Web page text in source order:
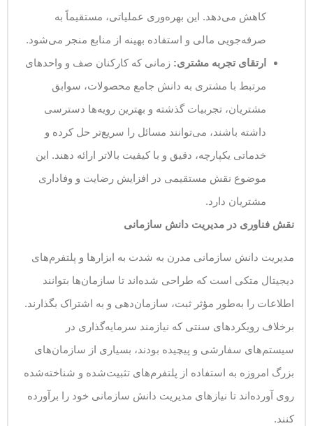
کاهش می‌دهد. این بهره‌وری عملیاتی، مستقیماً به
صرفه‌جویی مالی و استفاده بهینه از منابع منجر می‌شود.
ارتقای تجربه مشتری: زمانی که کارکنان صف و واحدهای
مرتبط با مشتری به دانش جامع محصولات، سوابق
مشتریان، تجربیات گذشته و بهترین رویه‌ها دسترسی
داشته باشند، می‌توانند مسائل را سریع‌تر حل کرده و
خدماتی یکپارچه، دقیق و با کیفیت بالاتر ارائه دهند. این
موضوع نقش مستقیمی در افزایش رضایت و وفاداری
مشتریان دارد.
نقش فناوری در مدیریت دانش سازمانی
مدیریت دانش سازمانی مدرن به شدت به ابزارها و پلتفرم‌های
دیجیتال متکی است که طراحی شده‌اند تا سازمان‌ها بتوانند
اطلاعات را به‌طور مؤثر ثبت، سازمان‌دهی و به اشتراک بگذارند.
برخلاف رویکردهای سنتی که نیازمند سرمایه‌گذاری در
سیستم‌های سفارشی و پیچیده بودند، بسیاری از سازمان‌های
بزرگ امروزه به استفاده از پلتفرم‌های تثبیت‌شده و شناخته‌شده
روی آورده‌اند تا نیازهای مدیریت دانش سازمانی خود را برآورده
کنند.